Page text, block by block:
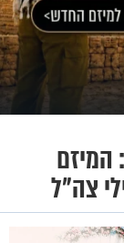
המיזם
צה"ל